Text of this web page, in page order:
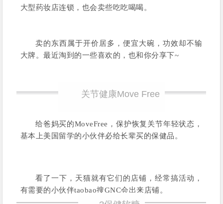
大型药妆店连锁，也会卖些吃吃喝喝。
卖的东西属于开价居多，便宜大碗，功效却不输
大牌。最近淘到的一些喜欢的，也和你分享下~
关节健康Move Free
给爸妈买的MoveFree，保护恢复关节年轻状态，
基本上美国留学的小伙伴必给长辈买的保健品。
看了一下，天猫就有它们的店铺，经常搞活动，
有需要的小伙伴taobao搜GNC会出来店铺。